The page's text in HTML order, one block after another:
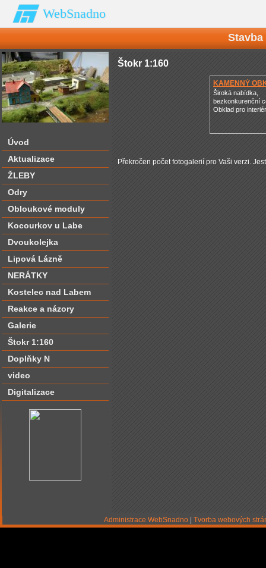
WebSnadno
Úvod
Aktualizace
ŽLEBY
Odry
Obloukové moduly
Kocourkov u Labe
Dvoukolejka
Lipová Lázně
NERÁTKY
Kostelec nad Labem
Reakce a názory
Galerie
Štokr 1:160
Doplňky N
video
Digitalizace
Štokr 1:160
KAMENNÝ
Široká nabídka,
bezkonkurenční
Obklad pro
Překročen počet fotogalerií pro Vaši verzi.
Administrace WebSnadno Tvorba webových